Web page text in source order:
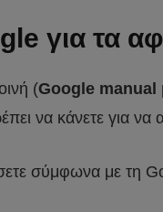
για τα
(Google manual
να κάνετε για
σύμφωνα με τη